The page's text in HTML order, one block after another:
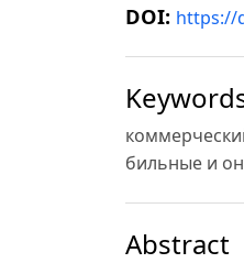
DOI: https://
бильные и
Abstract